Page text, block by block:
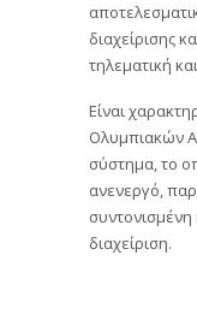
διαχείρισης
τηλεματική
Είναι
Ολυμπιακών
σύστημα, το
ανενεργό,
διαχείριση.